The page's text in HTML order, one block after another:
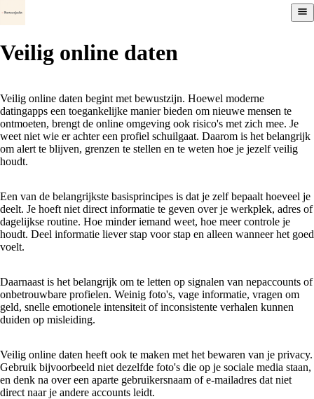
Veilig online daten
Veilig online daten begint met bewustzijn. Hoewel moderne
datingapps een toegankelijke manier bieden om nieuwe mensen te
ontmoeten, brengt de online omgeving ook risico's met zich mee. Je
weet niet wie er achter een profiel schuilgaat. Daarom is het belangrijk
om alert te blijven, grenzen te stellen en te weten hoe je jezelf veilig
houdt.
Een van de belangrijkste basisprincipes is dat je zelf bepaalt hoeveel je
deelt. Je hoeft niet direct informatie te geven over je werkplek, adres of
dagelijkse routine. Hoe minder iemand weet, hoe meer controle je
houdt. Deel informatie liever stap voor stap en alleen wanneer het goed
voelt.
Daarnaast is het belangrijk om te letten op signalen van nepaccounts of
onbetrouwbare profielen. Weinig foto's, vage informatie, vragen om
geld, snelle emotionele intensiteit of inconsistente verhalen kunnen
duiden op misleiding.
Veilig online daten heeft ook te maken met het bewaren van je privacy.
Gebruik bijvoorbeeld niet dezelfde foto's die op je sociale media staan,
en denk na over een aparte gebruikersnaam of e-mailadres dat niet
direct naar je andere accounts leidt.